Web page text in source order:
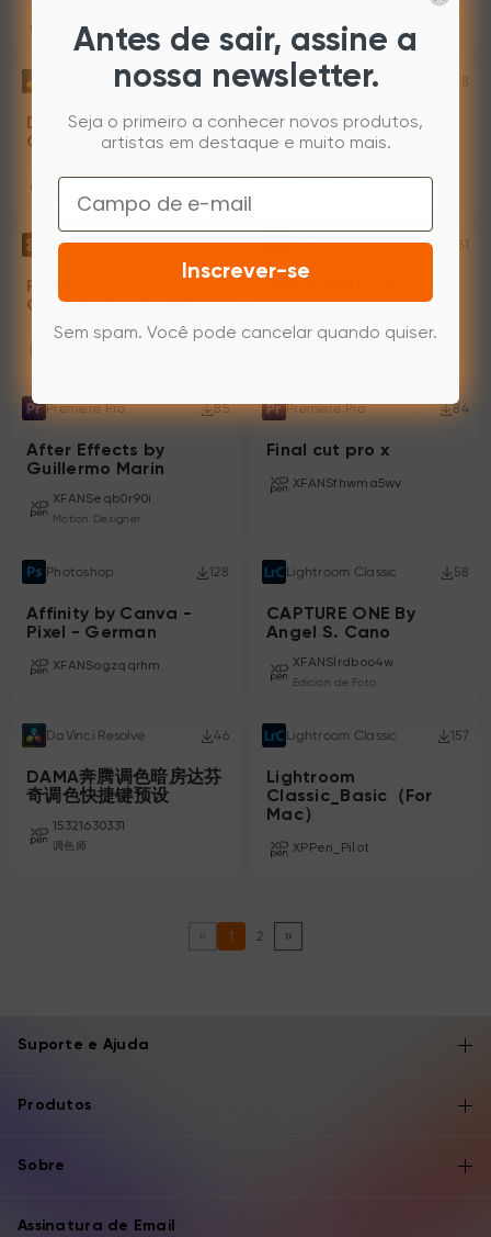
DaVinci Resolve 57
Davinci Resolve -
Creyong
Premiere Pro 18
Reaper
CapCut 24
FCPX German (Final
Cut, not CapCut!!!)
XFANSq5qf18t0
CapCut 31
个人博主
Premiere Pro 85
After Effects by
Guillermo Marin
XFANSeqb0r90i
Motion Designer
Premiere Pro 84
Final cut pro x
XFANSfhwma5wv
Photoshop 128
Affinity by Canva -
Pixel - German
XFANSogzqqrhm
Lightroom Classic 58
CAPTURE ONE By
Angel S. Cano
XFANSlrdboo4w
Edicion de Foto
DaVinci Resolve 46
DAMA奔腾调色暗房达芬
奇调色快捷键预设
15321630331
调色师
Lightroom Classic 157
Lightroom
Classic_Basic（For
Mac）
XPPen_Pilot
1 2
Suporte e Ajuda
Produtos
Sobre
Assinatura de Email
Antes de sair, assine a
nossa newsletter.
Seja o primeiro a conhecer novos produtos,
artistas em destaque e muito mais.
Email
Inscrever-se
Sem spam. Você pode cancelar quando quiser.